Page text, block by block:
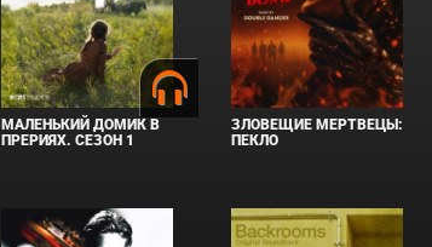
МАЛЕНЬКИЙ ДОМИК В
ПРЕРИЯХ. СЕЗОН 1
ЗЛОВЕЩИЕ МЕРТВЕЦЫ:
ПЕКЛО